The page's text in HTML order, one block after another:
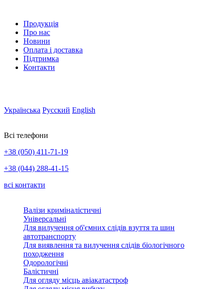
Продукція
Про нас
Новини
Оплата і доставка
Підтримка
Контакти
Українська Русский English
Всі телефони
+38 (050) 411-71-19
+38 (044) 288-41-15
всі контакти
Валізи криміналістичні
Універсальні
Для вилучення об'ємних слідів взуття та шин
автотранспорту
Для виявлення та вилучення слідів біологічного
походження
Одорологічні
Балістичні
Для огляду місць авіакатастроф